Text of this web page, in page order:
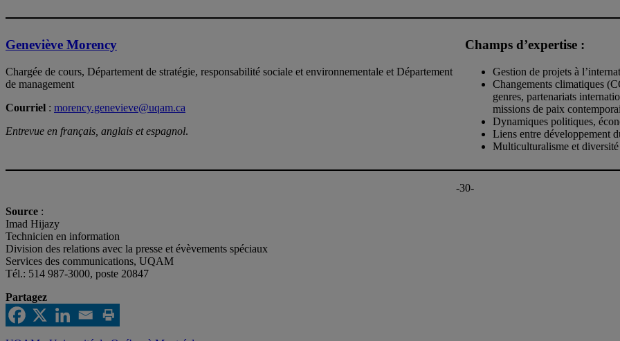
Geneviève Morency
Chargée de cours, Département de stratégie, responsabilité sociale et environnementale et Département
de management
Courriel : morency.genevieve@uqam.ca
Entrevue en français, anglais et espagnol.
Champs d’expertise :
Gestion de projets à
Changements climatiques
genres, partenariats
missions de paix
Dynamiques politiques,
Liens entre développement
Multiculturalisme et
-30-
Source :
Imad Hijazy
Technicien en information
Division des relations avec la presse et évèvements spéciaux
Services des communications, UQAM
Tél.: 514 987-3000, poste 20847
Partagez